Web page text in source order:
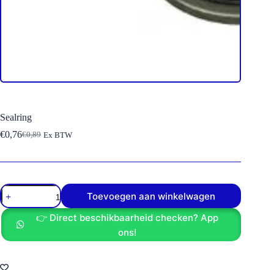
Sealring
€0,89
Oorspronkelijke
was:
€0,76Huidige
is:
Ex BTW
Sealring
aantal
Toevoegen aan winkelwagen
👉 Direct beschikbaarheid checken? App
ons!